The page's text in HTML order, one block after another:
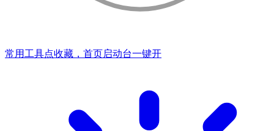
常用工具点收藏，首页启动台一键开